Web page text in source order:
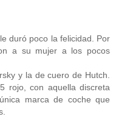
duró poco la felicidad. Por
a su mujer a los pocos
y la de cuero de Hutch.
rojo, con aquella discreta
marca de coche que